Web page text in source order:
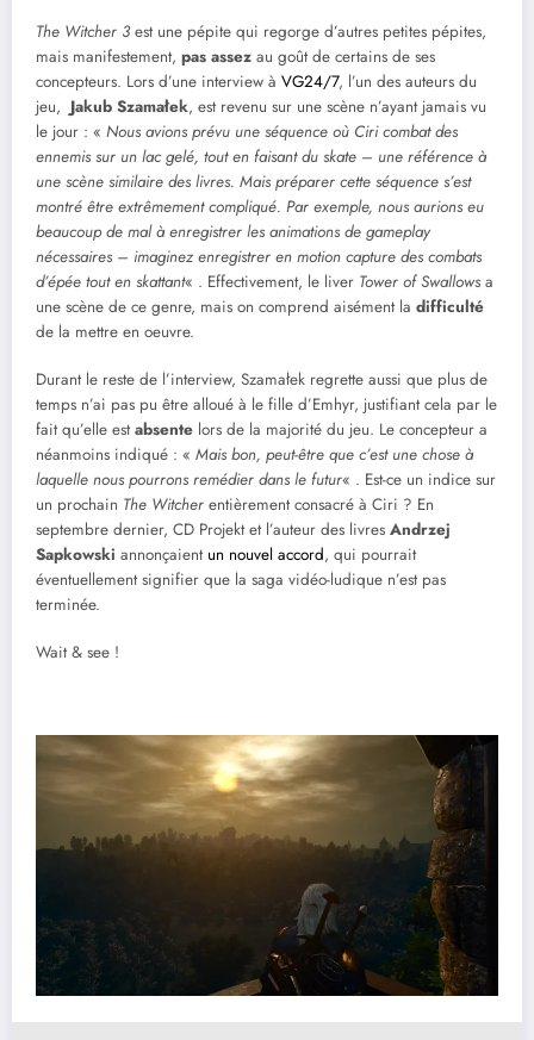
The Witcher 3est une pépite qui regorge d’autres petites pépites,
mais manifestement, pas assez au goût de certains de ses
concepteurs. Lors d’une interview à VG24/7, l’un des auteurs du
jeu, Jakub Szamałek, est revenu sur une scène n’ayant jamais vu
le jour : « Nous avions prévu une séquence où Ciri combat des
ennemis sur un lac gelé, tout en faisant du skate – une référence à
une scène similaire des livres. Mais préparer cette séquence s’est
montré être extrêmement compliqué. Par exemple, nous aurions eu
beaucoup de mal à enregistrer les animations de gameplay
nécessaires – imaginez enregistrer en motion capture des combats
d’épée tout en skattant« . Effectivement, le liver Tower of Swallows a
une scène de ce genre, mais on comprend aisément la difficulté
de la mettre en oeuvre.
Durant le reste de l’interview, Szamałek regrette aussi que plus de
temps n’ai pas pu être alloué à le fille d’Emhyr, justifiant cela par le
fait qu’elle estabsente lors de la majorité du jeu. Le concepteur a
néanmoins indiqué : « Mais bon, peut-être que c’est une chose à
laquelle nous pourrons remédier dans le futur« . Est-ce un indice sur
un prochain The Witcher entièrement consacré à Ciri ? En
septembre dernier, CD Projekt et l’auteur des livres Andrzej
Sapkowski annonçaient un nouvel accord, qui pourrait
éventuellement signifier que la saga vidéo-ludique n’est pas
terminée.
Wait & see !